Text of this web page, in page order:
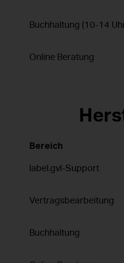
Buchhaltung (10-14
Online Beratung
Bereich
label.gvl-Support
Vertragsbearbeitung
Buchhaltung